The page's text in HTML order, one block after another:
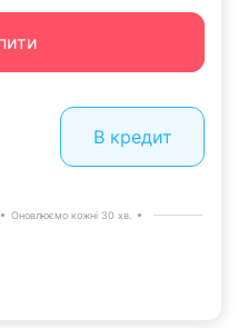
В кредит
Оновлюємо кожні 30 хв.